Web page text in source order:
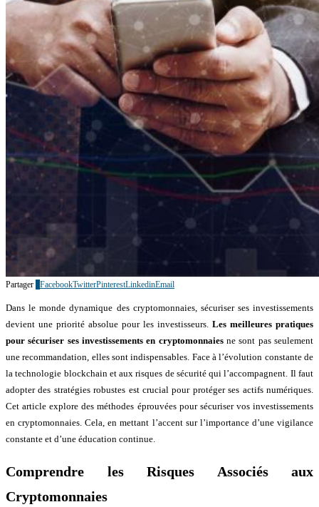
Partager FacebookTwitterPinterestLinkedinEmail
Dans le monde dynamique des cryptomonnaies, sécuriser ses investissements
devient une priorité absolue pour les investisseurs. Les meilleures pratiques
pour sécuriser ses investissements en cryptomonnaiesne sont pas seulement
une recommandation, elles sont indispensables. Face à l’évolution constante de
la technologie blockchain et aux risques de sécurité qui l’accompagnent. Il faut
adopter des stratégies robustes est crucial pour protéger ses actifs numériques.
Cet article explore des méthodes éprouvées pour sécuriser vos investissements
en cryptomonnaies. Cela, en mettant l’accent sur l’importance d’une vigilance
constante et d’une éducation continue.
Comprendre les Risques Associés aux
Cryptomonnaies